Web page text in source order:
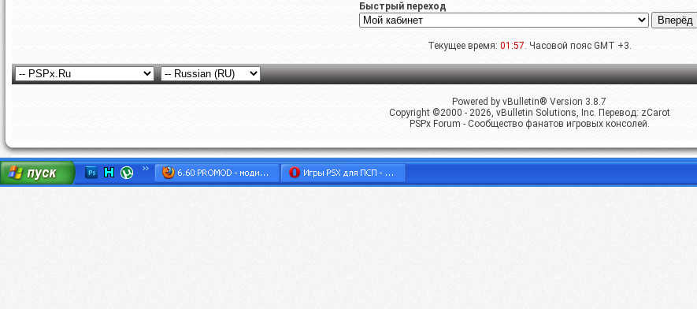
Быстрый переход
Текущее время: 01:57. Часовой пояс GMT +3.
Powered by vBulletin® Version 3.8.7
Copyright ©2000 - 2026, vBulletin Solutions, Inc. Перевод: zCarot
PSPx Forum - Сообщество фанатов игровых консолей.